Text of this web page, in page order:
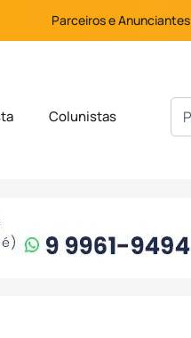
Parceiros e Anunciantes
Colunistas